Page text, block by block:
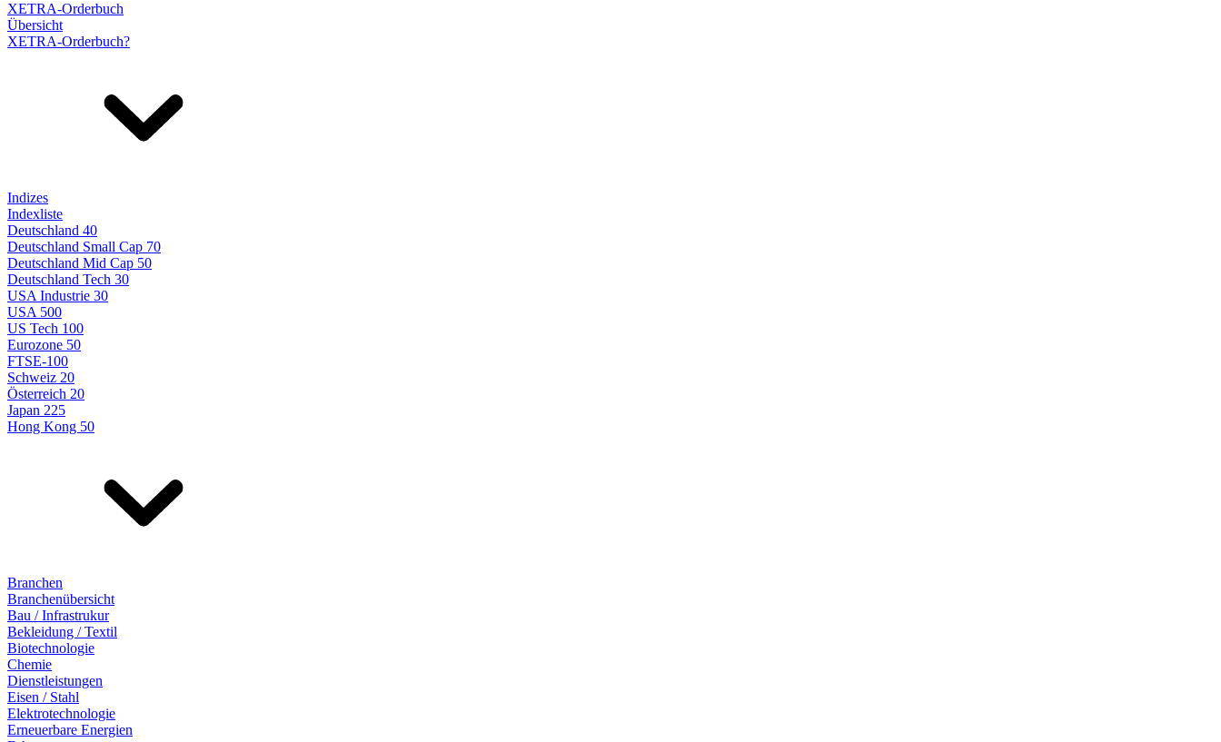
XETRA-Orderbuch
Übersicht
XETRA-Orderbuch?
Indizes
Indexliste
Deutschland 40
Deutschland Small Cap 70
Deutschland Mid Cap 50
Deutschland Tech 30
USA Industrie 30
USA 500
US Tech 100
Eurozone 50
FTSE-100
Schweiz 20
Österreich 20
Japan 225
Hong Kong 50
Branchen
Branchenübersicht
Bau / Infrastrukur
Bekleidung / Textil
Biotechnologie
Chemie
Dienstleistungen
Eisen / Stahl
Elektrotechnologie
Erneuerbare Energien